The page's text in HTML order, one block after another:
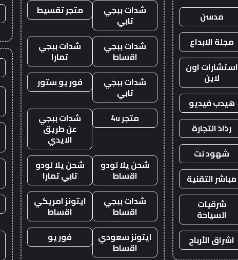
مدسن
مجلة الابداع
استشارات اون
لاين
هيدب فيديو
رذاذ التجارة
شهود نت
مباشر التقنية
شرقيات
السياحة
اشراق الأرباح
شدات ببجي
تابي
متجر تقسيط
شدات ببجي
اقساط
شدات ببجي
تمارا
شدات ببجي
تابي
فور يو ستور
متجر 4u شدات ببجي
عن طريق
الايدي
شحن يلا لودو
اقساط
شحن يلا لودو
تابي تمارا
شدات ببجي
اقساط
ايتونز امريكي
اقساط
ايتونز سعودي
اقساط
فور يو